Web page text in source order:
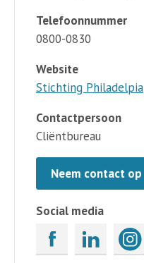
Telefoonnummer
0800-0830
Website
Stichting Philadelpia
Contactpersoon
Cliëntbureau
Neem contact op
Social media